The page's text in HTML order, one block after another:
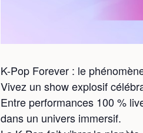
K-Pop Forever : le
Vivez un show explosif
Entre performances 100 %
dans un univers immersif.